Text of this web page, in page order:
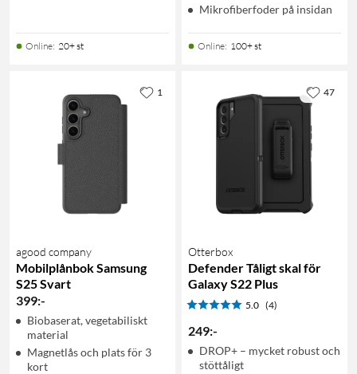
Online: 20+ st
Mikrofiberfoder på insidan
Online: 100+ st
agood company
Mobilplånbok Samsung
S25 Svart
399:-
Biobaserat, vegetabiliskt
material
Magnetlås och plats för 3
kort
1
Otterbox
Defender Tåligt skal för
Galaxy S22 Plus
5.0 (4)
249:-
DROP+ – mycket robust och
stöttåligt
47